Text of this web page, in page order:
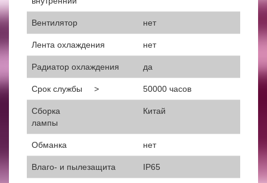
Вентилятор нет
Лента охлаждения нет
Радиатор охлаждения да
Срок службы > 50000 часов
Сборка
лампы
Китай
Обманка нет
Влаго- и пылезащита IP65